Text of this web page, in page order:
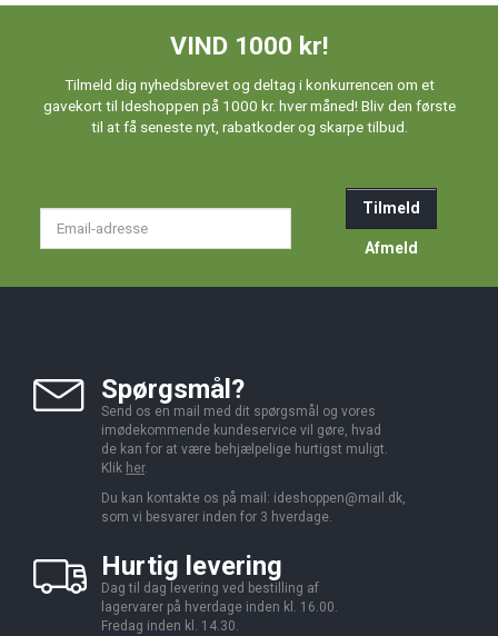
VIND 1000 kr!
Tilmeld dig nyhedsbrevet og deltag i konkurrencen om et
gavekort til Ideshoppen på 1000 kr. hver måned! Bliv den første
til at få seneste nyt, rabatkoder og skarpe tilbud.
Tilmeld
Afmeld
Spørgsmål?
Send os en mail med dit spørgsmål og vores
imødekommende kundeservice vil gøre, hvad
de kan for at være behjælpelige hurtigst muligt.
Klik her.
Du kan kontakte os på mail: ideshoppen@mail.dk,
som vi besvarer inden for 3 hverdage.
Hurtig levering
Dag til dag levering ved bestilling af
lagervarer på hverdage inden kl. 16.00.
Fredag inden kl. 14.30.